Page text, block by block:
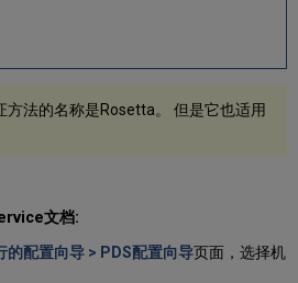
方法的名称是Rosetta。 但是它也适用
文档:
的配置向导 > PDS配置向导页面，选择机